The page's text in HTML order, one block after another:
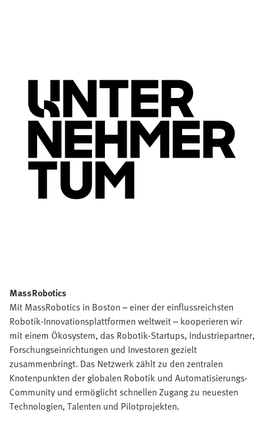
MassRobotics
Mit MassRobotics in Boston – einer der einflussreichsten
Robotik-Innovationsplattformen weltweit – kooperieren wir
mit einem Ökosystem, das Robotik-Startups, Industriepartner,
Forschungseinrichtungen und Investoren gezielt
zusammenbringt. Das Netzwerk zählt zu den zentralen
Knotenpunkten der globalen Robotik und Automatisierungs-
Community und ermöglicht schnellen Zugang zu neuesten
Technologien, Talenten und Pilotprojekten.